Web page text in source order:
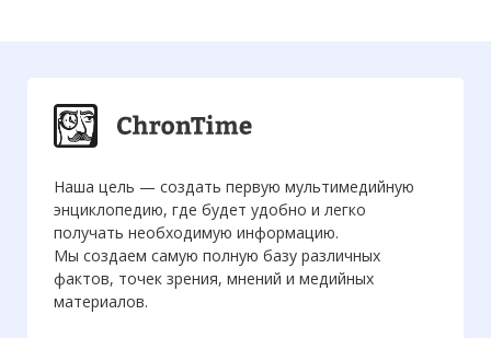
Наша цель — создать первую мультимедийную
энциклопедию, где будет удобно и легко
получать необходимую информацию.
Мы создаем самую полную базу различных
фактов, точек зрения, мнений и медийных
материалов.